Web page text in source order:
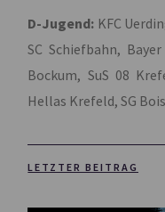
D-Jugend: KFC
SC Schiefbahn,
Bockum, SuS 08
Hellas Krefeld, SG
LETZTER BEITRAG